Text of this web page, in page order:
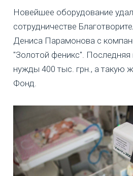
Новейшее оборудование
сотрудничестве
Дениса Парамонова с
"Золотой феникс". Последняя
нужды 400 тыс. грн., а такую
Фонд.